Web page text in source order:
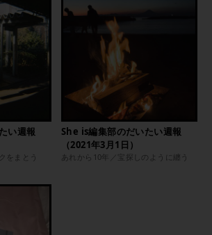
い週報
をまとう
She is編集部のだいたい週報
（2021年3月1日）
あれから10年／宝探しのように纏う